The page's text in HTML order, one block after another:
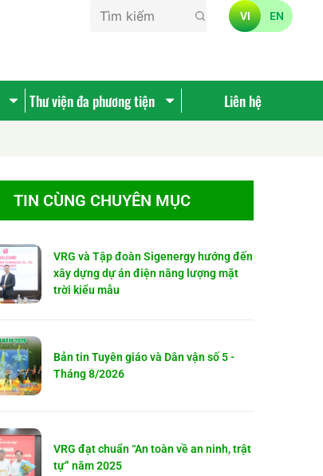
VI EN
Thư viện đa phương tiện Liên hệ
TIN CÙNG CHUYÊN MỤC
VRG và Tập đoàn Sigenergy hướng đến
xây dựng dự án điện năng lượng mặt
trời kiểu mẫu
Bản tin Tuyên giáo và Dân vận số 5 -
Tháng 8/2026
VRG đạt chuẩn “An toàn về an ninh, trật
tự” năm 2025